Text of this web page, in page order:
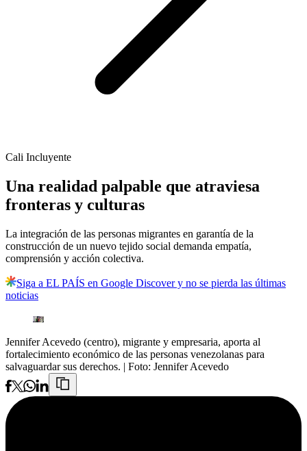
Cali Incluyente
Una realidad palpable que atraviesa
fronteras y culturas
La integración de las personas migrantes en garantía de la
construcción de un nuevo tejido social demanda empatía,
comprensión y acción colectiva.
Siga a EL PAÍS en Google Discover y no se pierda las últimas
noticias
Jennifer Acevedo (centro), migrante y empresaria, aporta al
fortalecimiento económico de las personas venezolanas para
salvaguardar sus derechos. | Foto: Jennifer Acevedo